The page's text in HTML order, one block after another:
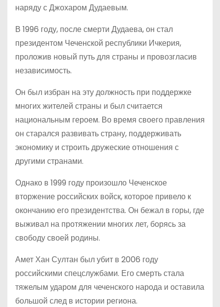
наряду с Джохаром Дудаевым.
В 1996 году, после смерти Дудаева, он стал
президентом Чеченской республики Ичкерия,
проложив новый путь для страны и провозгласив
независимость.
Он был избран на эту должность при поддержке
многих жителей страны и был считается
национальным героем. Во время своего правления
он старался развивать страну, поддерживать
экономику и строить дружеские отношения с
другими странами.
Однако в 1999 году произошло Чеченское
вторжение российских войск, которое привело к
окончанию его президентства. Он бежал в горы, где
выживал на протяжении многих лет, борясь за
свободу своей родины.
Амет Хан Султан был убит в 2006 году
российскими спецслужбами. Его смерть стала
тяжелым ударом для чеченского народа и оставила
большой след в истории региона.